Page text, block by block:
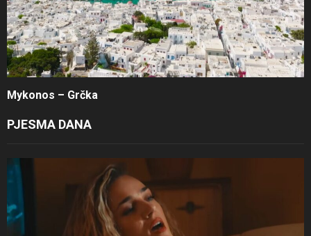
Mykonos – Grčka
PJESMA DANA